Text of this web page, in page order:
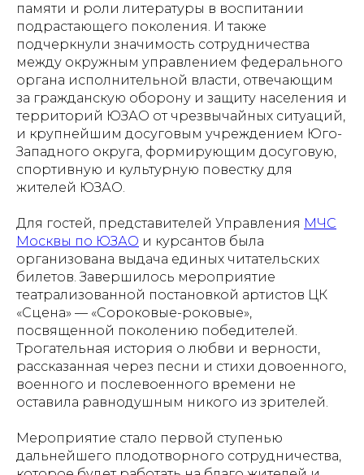
памяти и роли литературы в воспитании
подрастающего поколения. И также
подчеркнули значимость сотрудничества
между окружным управлением федерального
органа исполнительной власти, отвечающим
за гражданскую оборону и защиту населения и
территорий ЮЗАО от чрезвычайных ситуаций,
и крупнейшим досуговым учреждением Юго-
Западного округа, формирующим досуговую,
спортивную и культурную повестку для
жителей ЮЗАО.
Для гостей, представителей Управления МЧС
Москвы по ЮЗАО и курсантов была
организована выдача единых читательских
билетов. Завершилось мероприятие
театрализованной постановкой артистов ЦК
«Сцена» — «Сороковые-роковые»,
посвященной поколению победителей.
Трогательная история о любви и верности,
рассказанная через песни и стихи довоенного,
военного и послевоенного времени не
оставила равнодушным никого из зрителей.
Мероприятие стало первой ступенью
дальнейшего плодотворного сотрудничества,